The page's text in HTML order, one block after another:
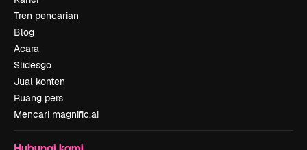
Tren pencarian
Blog
Acara
Slidesgo
Jual konten
Ruang pers
Mencari magnific.ai